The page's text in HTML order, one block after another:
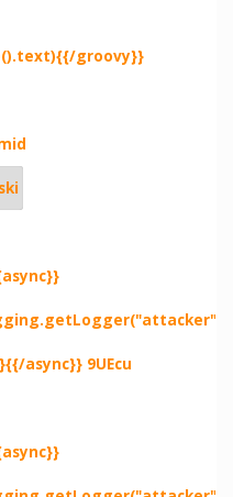
groovy}}
async}} 9UEcu